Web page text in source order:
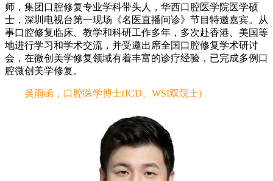
师，集团口腔修复专业学科带头人，华西口腔医学院医学硕
士，深圳电视台第一现场《名医直播问诊》节目特邀嘉宾。从
事口腔修复临床、教学和科研工作多年，多次赴香港、美国等
地进行学习和学术交流，并受邀出席全国口腔修复学术研讨
会，在微创美学修复领域有着丰富的诊疗经验，已完成多例口
腔微创美学修复。
吴雨函，口腔医学博士(ICD、WSI双院士)